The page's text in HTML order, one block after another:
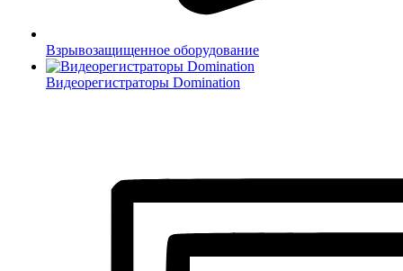
Взрывозащищенное оборудование
Видеорегистраторы Domination